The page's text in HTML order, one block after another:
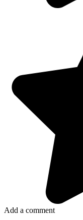
Add a comment